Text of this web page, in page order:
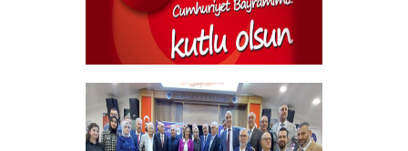
29 Ekim Cumhuriyet Bayramı
+